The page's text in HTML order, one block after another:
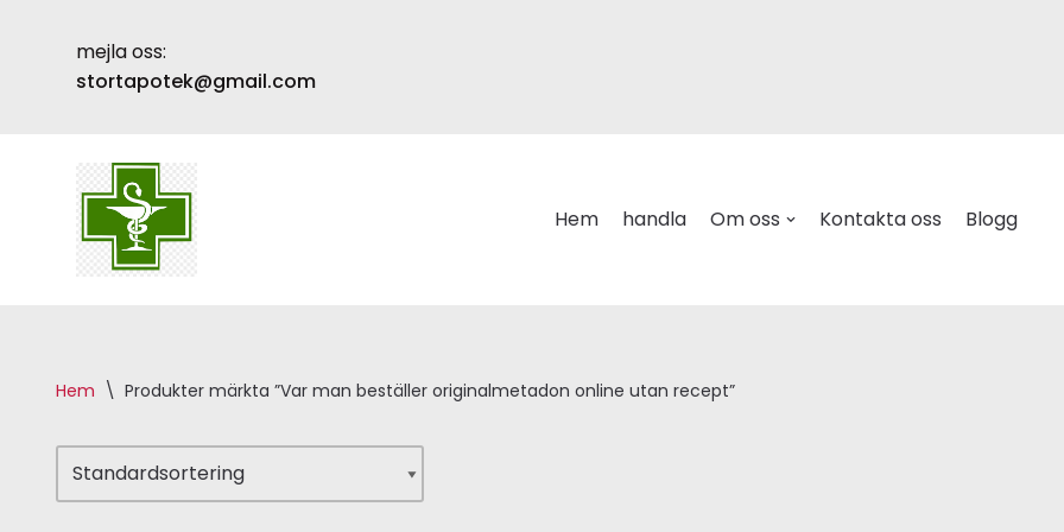
mejla oss:
stortapotek@gmail.com
Hem handla Om oss Kontakta oss Blogg
Hem \ Produkter märkta ”Var man beställer originalmetadon online utan recept”